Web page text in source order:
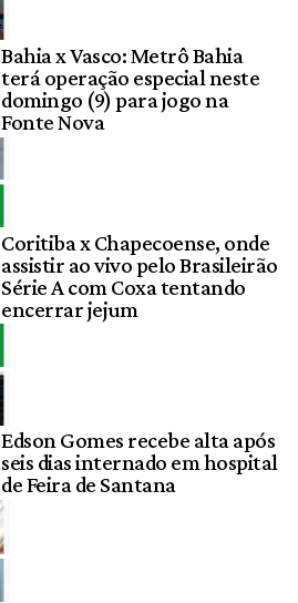
Bahia x Vasco: Metrô Bahia
terá operação especial neste
domingo (9) para jogo na
Fonte Nova
Coritiba x Chapecoense, onde
assistir ao vivo pelo Brasileirão
Série A com Coxa tentando
encerrar jejum
Edson Gomes recebe alta após
seis dias internado em hospital
de Feira de Santana